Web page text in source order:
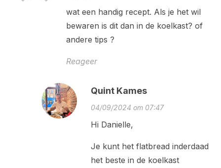
wat een handig recept. Als je het wil
bewaren is dit dan in de koelkast? of
andere tips ?
Reageer
Quint Kames
04/09/2024 om 07:47
Hi Danielle,
Je kunt het flatbread inderdaad
het beste in de koelkast